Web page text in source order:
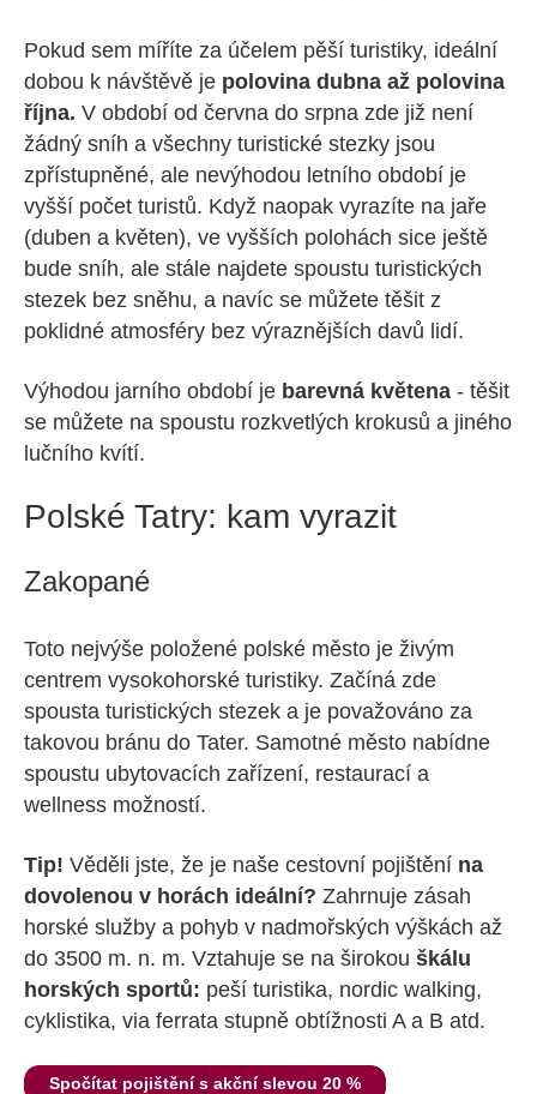
Pokud sem míříte za účelem pěší turistiky, ideální
dobou k návštěvě je polovina dubna až polovina
října. V období od června do srpna zde již není
žádný sníh a všechny turistické stezky jsou
zpřístupněné, ale nevýhodou letního období je
vyšší počet turistů. Když naopak vyrazíte na jaře
(duben a květen), ve vyšších polohách sice ještě
bude sníh, ale stále najdete spoustu turistických
stezek bez sněhu, a navíc se můžete těšit z
poklidné atmosféry bez výraznějších davů lidí.
Výhodou jarního období je barevná květena - těšit
se můžete na spoustu rozkvetlých krokusů a jiného
lučního kvítí.
Polské Tatry: kam vyrazit
Zakopané
Toto nejvýše položené polské město je živým
centrem vysokohorské turistiky. Začíná zde
spousta turistických stezek a je považováno za
takovou bránu do Tater. Samotné město nabídne
spoustu ubytovacích zařízení, restaurací a
wellness možností.
Tip! Věděli jste, že je naše cestovní pojištění na
dovolenou v horách ideální? Zahrnuje zásah
horské služby a pohyb v nadmořských výškách až
do 3500 m. n. m. Vztahuje se na širokou škálu
horských sportů: peší turistika, nordic walking,
cyklistika, via ferrata stupně obtížnosti A a B atd.
Spočítat pojištění s akční slevou 20 %